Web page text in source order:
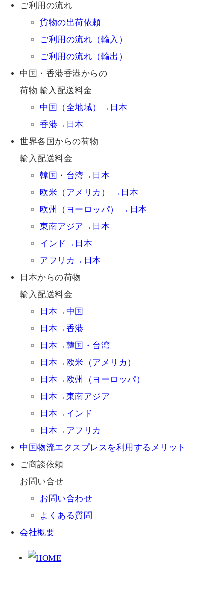
ご利用の流れ
貨物の出荷依頼
ご利用の流れ（輸入）
ご利用の流れ（輸出）
中国・香港香港からの
荷物 輸入配送料金
中国（全地域）→日本
香港→日本
世界各国からの荷物
輸入配送料金
韓国・台湾→日本
欧米（アメリカ） →日本
欧州（ヨーロッパ） →日本
東南アジア→日本
インド→日本
アフリカ→日本
日本からの荷物
輸入配送料金
日本→中国
日本→香港
日本→韓国・台湾
日本→欧米（アメリカ）
日本→欧州（ヨーロッパ）
日本→東南アジア
日本→インド
日本→アフリカ
中国物流エクスプレスを利用するメリット
ご商談依頼
お問い合せ
お問い合わせ
よくある質問
会社概要